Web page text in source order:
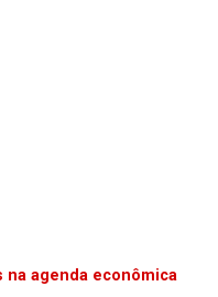
na agenda econômica